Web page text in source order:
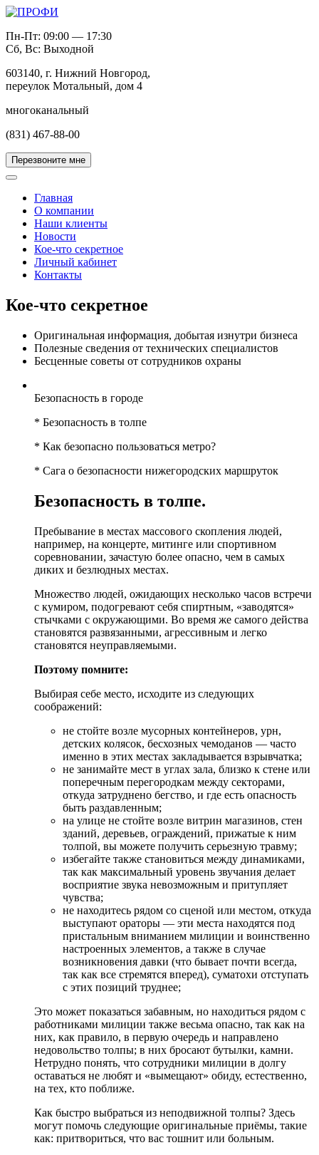
Пн-Пт: 09:00 — 17:30
Сб, Вс: Выходной
603140, г. Нижний Новгород,
переулок Мотальный, дом 4
многоканальный
(831) 467-88-00
Перезвоните мне
Главная
О компании
Наши клиенты
Новости
Кое-что секретное
Личный кабинет
Контакты
Кое-что секретное
Оригинальная информация, добытая изнутри бизнеса
Полезные сведения от технических специалистов
Бесценные советы от сотрудников охраны
Безопасность в городе
* Безопасность в толпе
* Как безопасно пользоваться метро?
* Сага о безопасности нижегородских маршруток
Безопасность в толпе.
Пребывание в местах массового скопления людей,
например, на концерте, митинге или спортивном
соревновании, зачастую более опасно, чем в самых
диких и безлюдных местах.
Множество людей, ожидающих несколько часов встречи
с кумиром, подогревают себя спиртным, «заводятся»
стычками с окружающими. Во время же самого действа
становятся развязанными, агрессивным и легко
становятся неуправляемыми.
Поэтому помните:
Выбирая себе место, исходите из следующих
соображений:
не стойте возле мусорных контейнеров, урн,
детских колясок, бесхозных чемоданов — часто
именно в этих местах закладывается взрывчатка;
не занимайте мест в углах зала, близко к стене или
поперечным перегородкам между секторами,
откуда затруднено бегство, и где есть опасность
быть раздавленным;
на улице не стойте возле витрин магазинов, стен
зданий, деревьев, ограждений, прижатые к ним
толпой, вы можете получить серьезную травму;
избегайте также становиться между динамиками,
так как максимальный уровень звучания делает
восприятие звука невозможным и притупляет
чувства;
не находитесь рядом со сценой или местом, откуда
выступают ораторы — эти места находятся под
пристальным вниманием милиции и воинственно
настроенных элементов, а также в случае
возникновения давки (что бывает почти всегда,
так как все стремятся вперед), суматохи отступать
с этих позиций труднее;
Это может показаться забавным, но находиться рядом с
работниками милиции также весьма опасно, так как на
них, как правило, в первую очередь и направлено
недовольство толпы; в них бросают бутылки, камни.
Нетрудно понять, что сотрудники милиции в долгу
оставаться не любят и «вымещают» обиду, естественно,
на тех, кто поближе.
Как быстро выбраться из неподвижной толпы? Здесь
могут помочь следующие оригинальные приёмы, такие
как: притвориться, что вас тошнит или больным.